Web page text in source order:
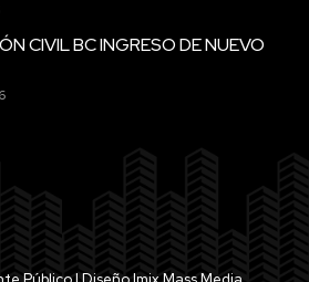
CIVIL BC INGRESO DE NUEVO